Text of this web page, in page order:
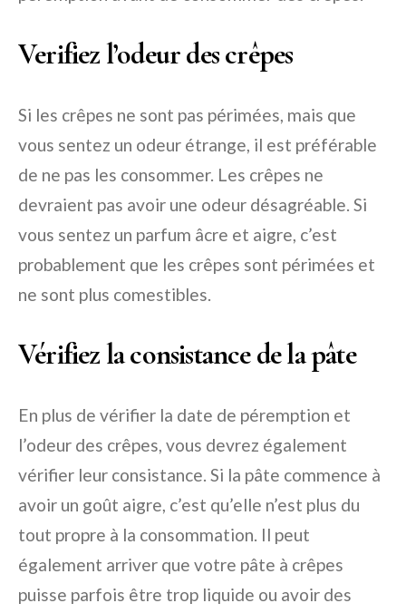
Verifiez l’odeur des crêpes
Si les crêpes ne sont pas périmées, mais que
vous sentez un odeur étrange, il est préférable
de ne pas les consommer. Les crêpes ne
devraient pas avoir une odeur désagréable. Si
vous sentez un parfum âcre et aigre, c’est
probablement que les crêpes sont périmées et
ne sont plus comestibles.
Vérifiez la consistance de la pâte
En plus de vérifier la date de péremption et
l’odeur des crêpes, vous devrez également
vérifier leur consistance. Si la pâte commence à
avoir un goût aigre, c’est qu’elle n’est plus du
tout propre à la consommation. Il peut
également arriver que votre pâte à crêpes
puisse parfois être trop liquide ou avoir des